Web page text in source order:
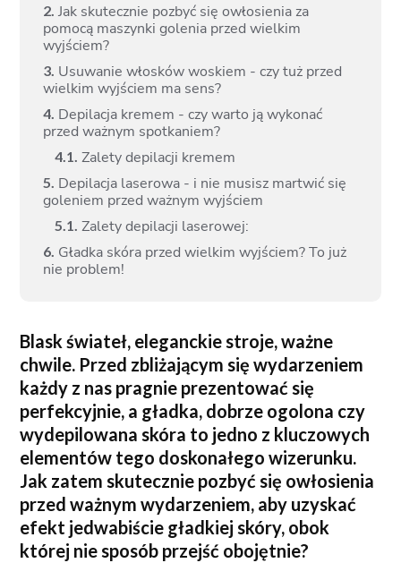
2. Jak skutecznie pozbyć się owłosienia za
pomocą maszynki golenia przed wielkim
wyjściem?
3. Usuwanie włosków woskiem - czy tuż przed
wielkim wyjściem ma sens?
4. Depilacja kremem - czy warto ją wykonać
przed ważnym spotkaniem?
4. 1. Zalety depilacji kremem
5. Depilacja laserowa - i nie musisz martwić się
goleniem przed ważnym wyjściem
5. 1. Zalety depilacji laserowej:
6. Gładka skóra przed wielkim wyjściem? To już
nie problem!
Blask świateł, eleganckie stroje, ważne
chwile. Przed zbliżającym się wydarzeniem
każdy z nas pragnie prezentować się
perfekcyjnie, a gładka, dobrze ogolona czy
wydepilowana skóra to jedno z kluczowych
elementów tego doskonałego wizerunku.
Jak zatem skutecznie pozbyć się owłosienia
przed ważnym wydarzeniem, aby uzyskać
efekt jedwabiście gładkiej skóry, obok
której nie sposób przejść obojętnie?